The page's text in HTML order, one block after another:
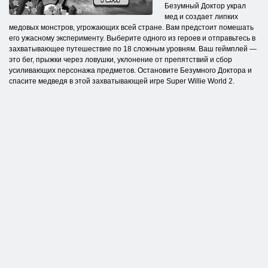
Безумный Доктор украл
мед и создает липких
медовых монстров, угрожающих всей стране. Вам предстоит помешать
его ужасному эксперименту. Выберите одного из героев и отправьтесь в
захватывающее путешествие по 18 сложным уровням. Ваш геймплей —
это бег, прыжки через ловушки, уклонение от препятствий и сбор
усиливающих персонажа предметов. Остановите Безумного Доктора и
спасите медведя в этой захватывающей игре Super Willie World 2.